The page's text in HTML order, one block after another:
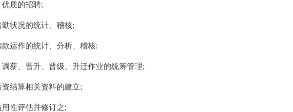
质的招聘;
状况的统计、稽核;
运作的统计、分析、稽核;
薪、晋升、晋级、升迁作业的统筹管理;
结算相关资料的建立;
性评估并修订之;